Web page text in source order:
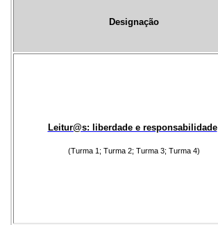
Designação
Leitur@s: liberdade e responsabilidade
(Turma 1; Turma 2; Turma 3; Turma 4)